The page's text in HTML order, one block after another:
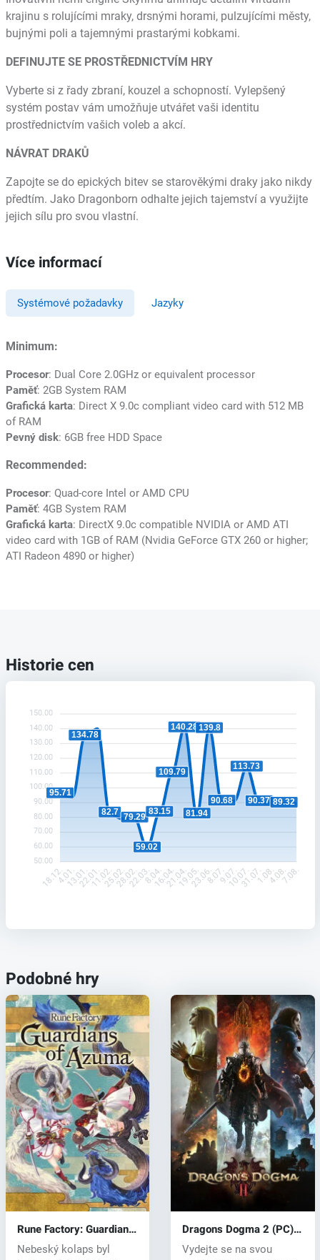
krajinu s rolujícími mraky, drsnými horami, pulzujícími městy,
bujnými poli a tajemnými prastarými kobkami.
DEFINUJTE SE PROSTŘEDNICTVÍM HRY
Vyberte si z řady zbraní, kouzel a schopností. Vylepšený
systém postav vám umožňuje utvářet vaši identitu
prostřednictvím vašich voleb a akcí.
NÁVRAT DRAKŮ
Zapojte se do epických bitev se starověkými draky jako nikdy
předtím. Jako Dragonborn odhalte jejich tajemství a využijte
jejich sílu pro svou vlastní.
Více informací
Systémové požadavky Jazyky
Minimum:
Procesor: Dual Core 2.0GHz or equivalent processor
Paměť: 2GB System RAM
Grafická karta: Direct X 9.0c compliant video card with 512 MB
of RAM
Pevný disk: 6GB free HDD Space
Recommended:
Procesor: Quad-core Intel or AMD CPU
Paměť: 4GB System RAM
Grafická karta: DirectX 9.0c compatible NVIDIA or AMD ATI
video card with 1GB of RAM (Nvidia GeForce GTX 260 or higher;
ATI Radeon 4890 or higher)
Historie cen
150.00
140.00
130.00
120.00
110.00
100.00
90.00
80.00
70.00
60.00
50.00
95.71
134.78
82.7
79.29
59.02
83.15
109.79
140.28
81.94
139.8
90.68
113.73
90.37 89.32
18.12.4.01.
13.01.22.01.11.02.25.02.28.02.22.03.8.04.
16.04.21.04.19.05.23.06.8.07.9.07.
10.07.31.07.1.08.4.08.7.08.
Podobné hry
Rune Factory: Guardians
of Azuma (PC) key
Nebeský kolaps byl
Dragons Dogma 2 (PC)
key
Vydejte se na svou